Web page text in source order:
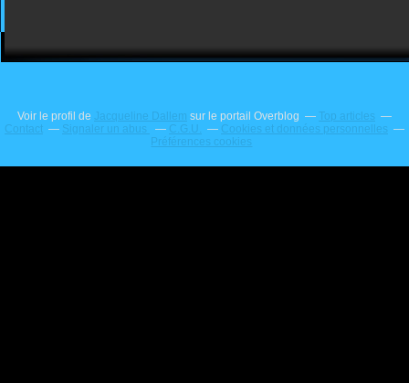
Voir le profil de Jacqueline Dallem sur le portail Overblog
Top articles
Contact
Signaler un abus C.G.U.
Cookies et données personnelles
Préférences cookies